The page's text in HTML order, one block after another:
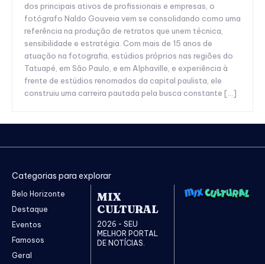
dos principais ativos de profissionais e empresas, o
fotógrafo Naldo Gouveia vem se consolidando como uma
referência na produção de retratos que unem técnica,
sensibilidade e estratégia. Com mais de 15 anos de
atuação na fotografia, estúdios próprios nas regiões do
Tatuapé, em São Paulo, e em Alphaville, e experiência à
frente de estúdios renomados da capital paulista, ele
construiu uma carreira pautada pela busca constante […]
Categorias para explorar
Belo Horizonte
Destaque
Eventos
Famosos
Geral
MIX
CULTURAL
2026 - SEU
MELHOR PORTAL
DE NOTÍCIAS.